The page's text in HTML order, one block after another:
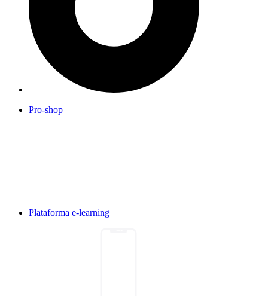
Pro-shop
Plataforma e-learning